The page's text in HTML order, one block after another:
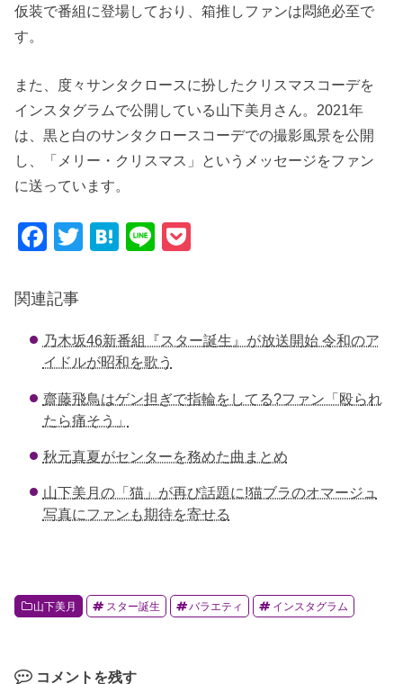
仮装で番組に登場しており、箱推しファンは悶絶必至で
す。
また、度々サンタクロースに扮したクリスマスコーデを
インスタグラムで公開している山下美月さん。2021年
は、黒と白のサンタクロースコーデでの撮影風景を公開
し、「メリー・クリスマス」というメッセージをファン
に送っています。
F
c
b
o
o
k
T
H
a
Li
関連記事
乃木坂46新番組『スター誕生』が放送開始 令和のア
イドルが昭和を歌う
齋藤飛鳥はゲン担ぎで指輪をしてる?ファン「殴られ
たら痛そう」
秋元真夏がセンターを務めた曲まとめ
山下美月の「猫」が再び話題に!猫ブラのオマージュ
写真にファンも期待を寄せる
山下美月 スター誕生 バラエティ インスタグラム
コメントを残す